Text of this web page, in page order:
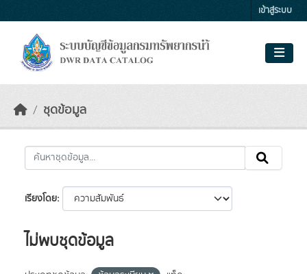
เข้าสู่ระบบ
ชุดข้อมูล
เรียงโดย
ไม่พบชุดข้อมูล